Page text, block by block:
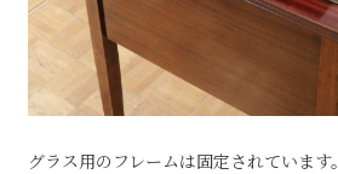
グラス用のフレームは固定されています。